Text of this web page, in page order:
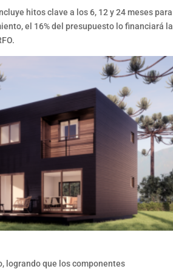
hitos clave a los 6, 12 y 24 meses para
el 16% del presupuesto lo financiará la
logrando que los componentes